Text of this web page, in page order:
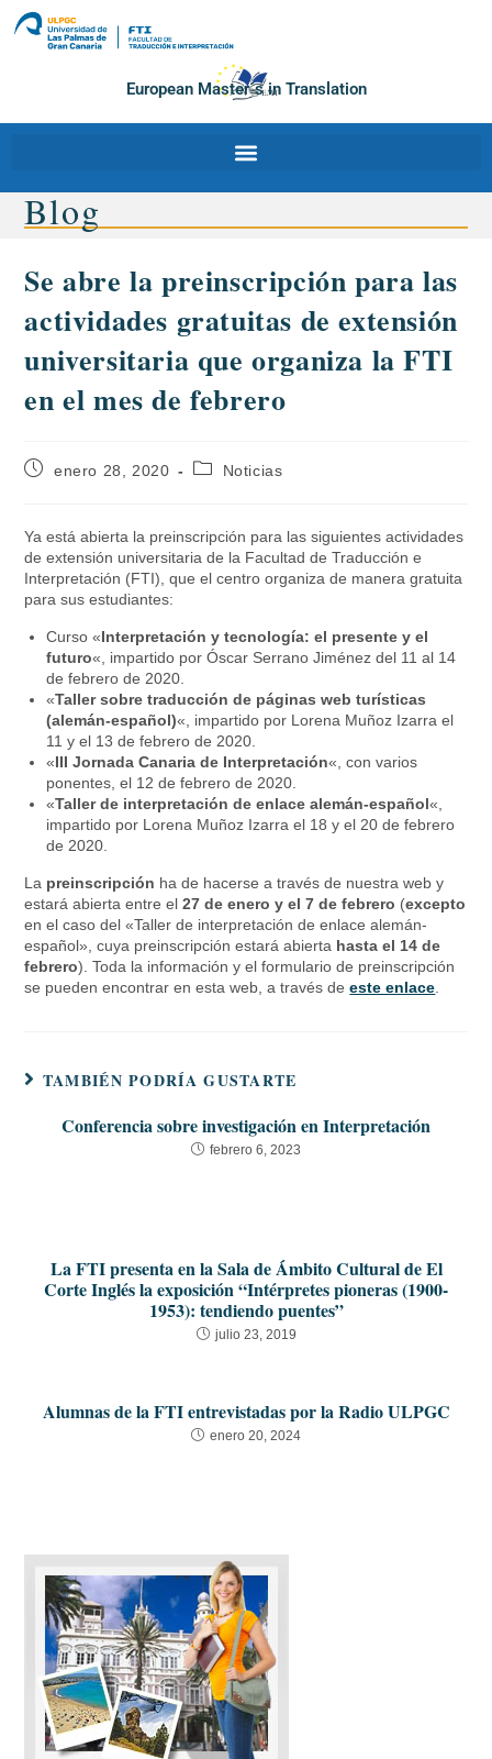
European Master´s in Translation
Blog
Se abre la preinscripción para las
actividades gratuitas de extensión
universitaria que organiza la FTI
en el mes de febrero
enero 28, 2020 Noticias
Ya está abierta la preinscripción para las siguientes actividades
de extensión universitaria de la Facultad de Traducción e
Interpretación (FTI), que el centro organiza de manera gratuita
para sus estudiantes:
Curso «Interpretación y tecnología: el presente y el
futuro«, impartido por Óscar Serrano Jiménez del 11 al 14
de febrero de 2020.
«Taller sobre traducción de páginas web turísticas
(alemán-español)«, impartido por Lorena Muñoz Izarra el
11 y el 13 de febrero de 2020.
«III Jornada Canaria de Interpretación«, con varios
ponentes, el 12 de febrero de 2020.
«Taller de interpretación de enlace alemán-español«,
impartido por Lorena Muñoz Izarra el 18 y el 20 de febrero
de 2020.
La preinscripción ha de hacerse a través de nuestra web y
estará abierta entre el27 de enero y el 7 de febrero (excepto
en el caso del «Taller de interpretación de enlace alemán-
español», cuya preinscripción estará abierta hasta el 14 de
febrero). Toda la información y el formulario de preinscripción
se pueden encontrar en esta web, a través deeste enlace.
TAMBIÉN PODRÍA GUSTARTE
Conferencia sobre investigación en Interpretación
febrero 6, 2023
La FTI presenta en la Sala de Ámbito Cultural de El
Corte Inglés la exposición “Intérpretes pioneras (1900-
1953): tendiendo puentes”
julio 23, 2019
Alumnas de la FTI entrevistadas por la Radio ULPGC
enero 20, 2024